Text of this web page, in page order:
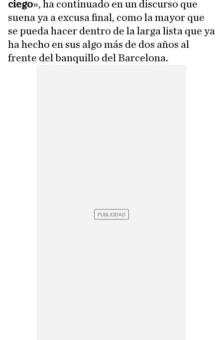
ciego», ha continuado en un discurso que
suena ya a excusa final, como la mayor que
se pueda hacer dentro de la larga lista que ya
ha hecho en sus algo más de dos años al
frente del banquillo del Barcelona.